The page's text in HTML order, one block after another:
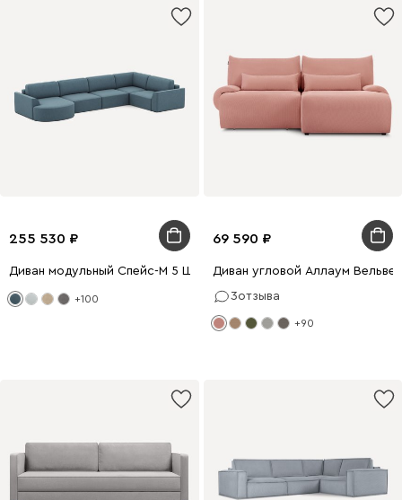
255 530
Диван модульный Спейс-М 5 Шенилл Синий
+100
69 590
Диван угловой Аллаум
3отзыва
+90